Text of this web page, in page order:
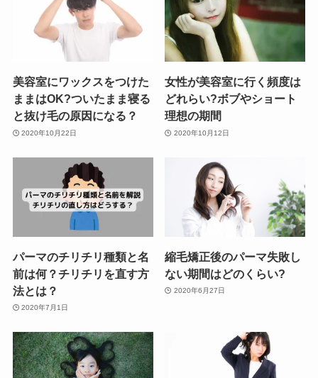
美容室にワックスをつけた
ままはOK?ついたまま寝る
と抜け毛の原因になる？
2020年10月22日
女性が美容室に行く頻度は
どれらい?ボブやショート
理想の期間
2020年10月12日
パーマのチリチリ種類と名
前は何？チリチリを直す方
法とは？
2020年7月1日
縮毛矯正後のパーマ失敗し
ない期間はどのくらい?
2020年6月27日